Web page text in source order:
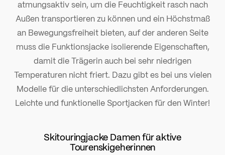
atmungsaktiv sein, um die Feuchtigkeit rasch nach
Außen transportieren zu können und ein Höchstmaß
an Bewegungsfreiheit bieten, auf der anderen Seite
muss die Funktionsjacke isolierende Eigenschaften,
damit die Trägerin auch bei sehr niedrigen
Temperaturen nicht friert. Dazu gibt es bei uns vielen
Modelle für die unterschiedlichsten Anforderungen.
Leichte und funktionelle Sportjacken für den Winter!
Skitouringjacke Damen für aktive
Tourenskigeherinnen